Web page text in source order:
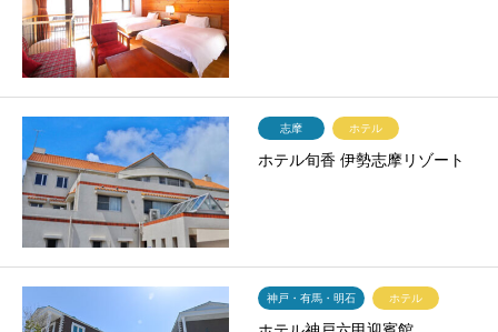
志摩 ホテル
ホテル旬香 伊勢志摩リゾート
神戸・有馬・明石 ホテル